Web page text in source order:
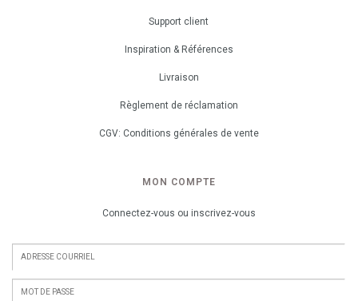
Support client
Inspiration & Références
Livraison
Règlement de réclamation
CGV: Conditions générales de vente
MON COMPTE
Connectez-vous ou inscrivez-vous